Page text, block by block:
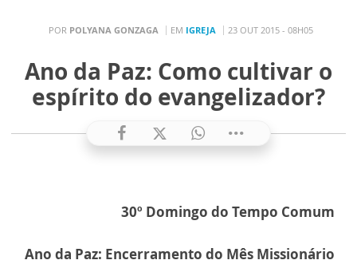
POR POLYANA GONZAGA EM IGREJA 23 OUT 2015 - 08H05
Ano da Paz: Como cultivar o
espírito do evangelizador?
30º Domingo do Tempo Comum
Ano da Paz: Encerramento do Mês Missionário